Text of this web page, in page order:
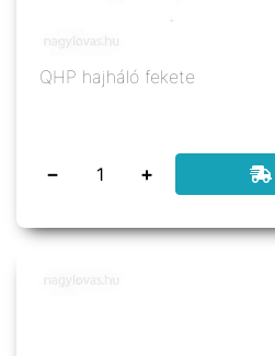
QHP hajháló fekete
− +